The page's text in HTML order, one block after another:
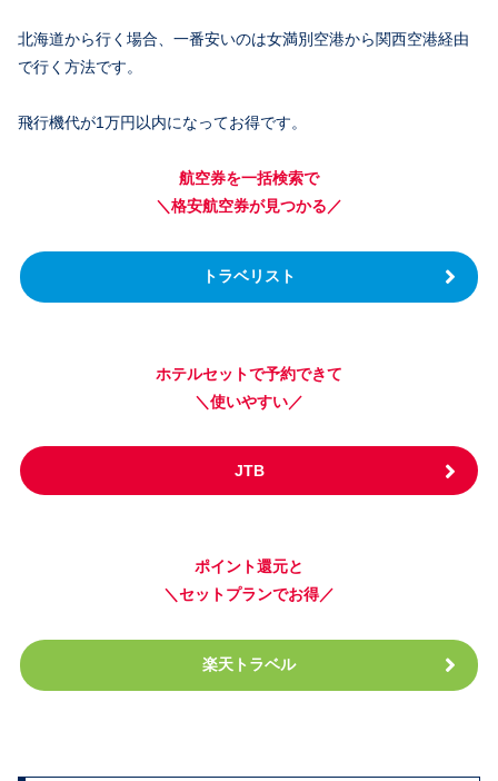
北海道から行く場合、一番安いのは女満別空港から関西空港経由
で行く方法です。
飛行機代が1万円以内になってお得です。
航空券を一括検索で
＼格安航空券が見つかる／
トラベリスト
ホテルセットで予約できて
＼使いやすい／
JTB
ポイント還元と
＼セットプランでお得／
楽天トラベル